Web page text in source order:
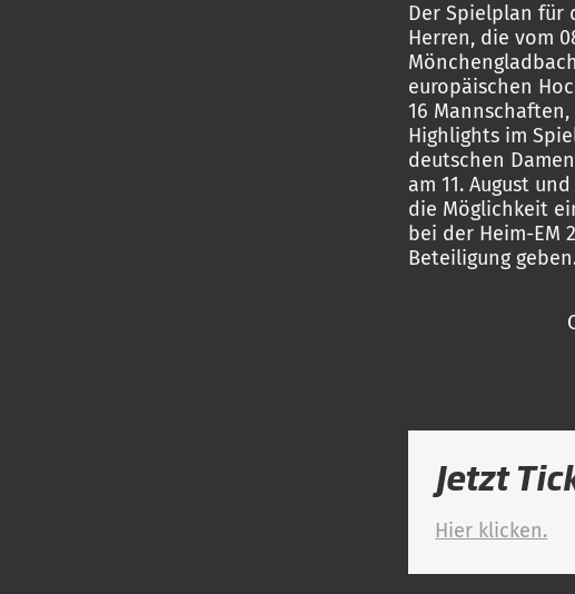
Der Spielplan für
Herren, die vom
europäischen
16
Highlights im
deutschen
am 11. August
die Möglichkeit
bei der Heim-EM
Beteiligung
Jetzt
Hier klicken.